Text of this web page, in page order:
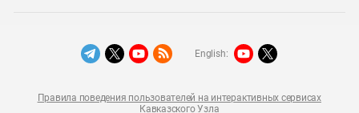
Правила поведения пользователей на интерактивных сервисах
Кавказского Узла
English: